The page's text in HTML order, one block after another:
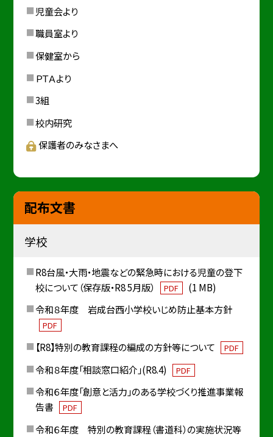
児童会より
職員室より
保健室から
ＰＴＡより
3組
校内研究
保護者のみなさまへ
配布文書
学校
R8台風・大雨・地震などの緊急時における児童の登下
校について（保存版・R8 5月版）
PDF
(1 MB)
令和８年度 岩成台西小学校いじめ防止基本方針
PDF
【R8】特別の教育課程の編成の方針等について PDF
令和８年度「相談窓口紹介」(R8.4) PDF
令和６年度「創意と活力」のある学校づくり推進事業報
告書
PDF
令和６年度 特別の教育課程（書道科）の実施状況等